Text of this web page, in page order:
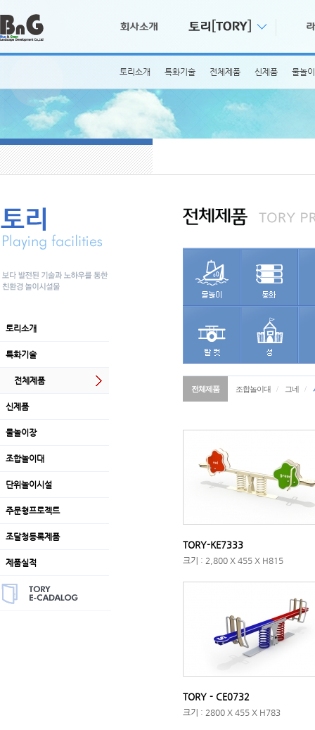
토리소개 특화기술 전체제품 신제품 물놀
토리소개
특화기술
전체제품
신제품
물놀이장
조합놀이대
단위놀이시설
주문형프로젝트
조달청등록제품
제품실적
전체제품 조합놀이대 / 그네 /
TORY-KE7333
크기 : 2,800 X 455 X H815
TORY - CE0732
크기 : 2800 X 455 X H783